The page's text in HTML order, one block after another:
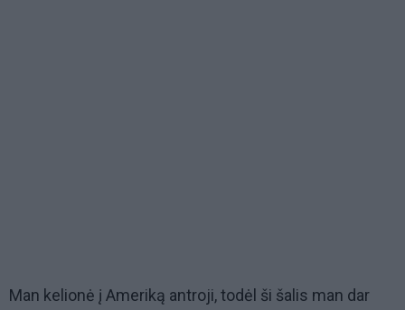
Man kelionė į Ameriką antroji, todėl ši šalis man dar